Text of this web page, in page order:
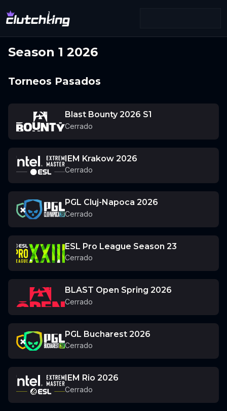
Season 1 2026
Torneos Pasados
Blast Bounty 2026 S1
Cerrado
IEM Krakow 2026
Cerrado
PGL Cluj-Napoca 2026
Cerrado
ESL Pro League Season 23
Cerrado
BLAST Open Spring 2026
Cerrado
PGL Bucharest 2026
Cerrado
IEM Rio 2026
Cerrado